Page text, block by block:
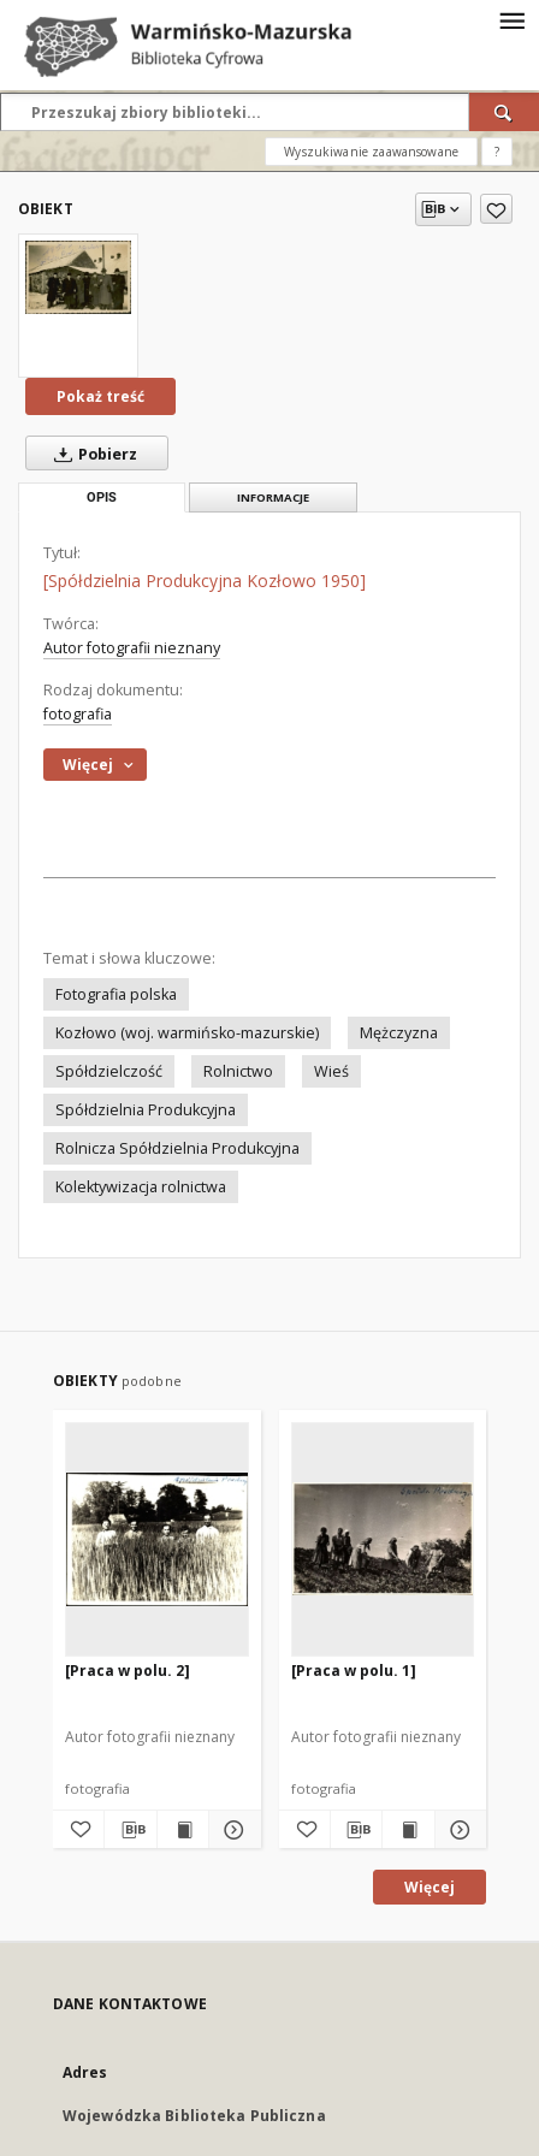
Wyszukiwanie zaawansowane ?
OBIEKT
Pokaż treść
Pobierz
OPIS INFORMACJE
Tytuł:
[Spółdzielnia Produkcyjna Kozłowo 1950]
Twórca:
Autor fotografii nieznany
Rodzaj dokumentu:
fotografia
Więcej
Temat i słowa kluczowe:
Fotografia polska
Kozłowo (woj. warmińsko-mazurskie)
Mężczyzna
Spółdzielczość
Rolnictwo
Wieś
Spółdzielnia Produkcyjna
Rolnicza Spółdzielnia Produkcyjna
Kolektywizacja rolnictwa
OBIEKTY podobne
[Praca w polu. 2]
Autor fotografii nieznany
fotografia
[Praca w polu. 1]
Autor fotografii nieznany
fotografia
Więcej
DANE KONTAKTOWE
Adres
Wojewódzka Biblioteka Publiczna